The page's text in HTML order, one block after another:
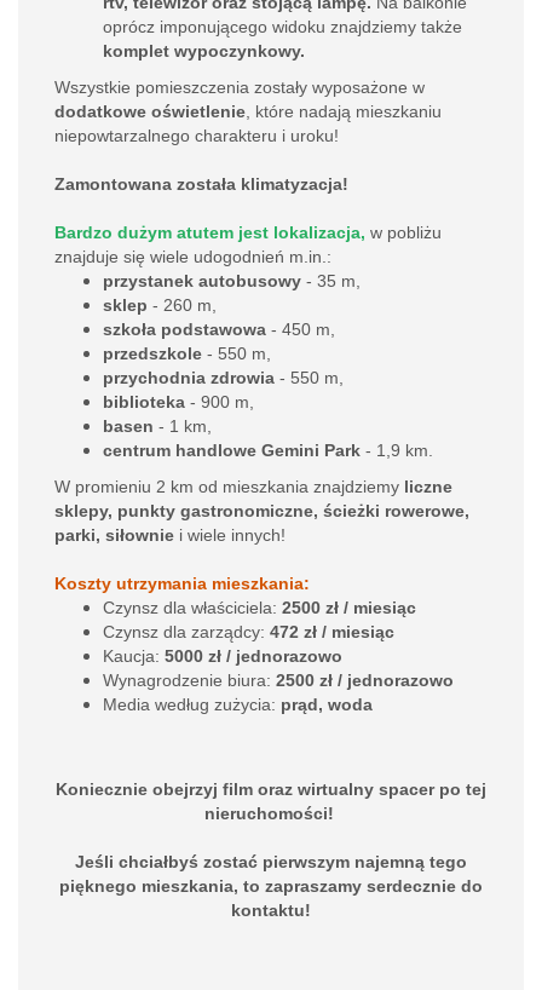
oprócz imponującego widoku znajdziemy także
komplet wypoczynkowy.
Wszystkie pomieszczenia zostały wyposażone w
dodatkowe oświetlenie , które nadają mieszkaniu
niepowtarzalnego charakteru i uroku!
Zamontowana została klimatyzacja!
Bardzo dużym atutem jest lokalizacja, w pobliżu
znajduje się wiele udogodnień m.in.:
przystanek autobusowy - 35 m,
sklep - 260 m,
szkoła podstawowa - 450 m,
przedszkole - 550 m,
przychodnia zdrowia - 550 m,
biblioteka - 900 m,
basen - 1 km,
centrum handlowe Gemini Park - 1,9 km.
W promieniu 2 km od mieszkania znajdziemy liczne
sklepy, punkty gastronomiczne, ścieżki rowerowe,
parki, siłownie i wiele innych!
Koszty utrzymania mieszkania:
Czynsz dla właściciela: 2500 zł / miesiąc
Czynsz dla zarządcy: 472 zł / miesiąc
Kaucja: 5000 zł / jednorazowo
Wynagrodzenie biura: 2500 zł / jednorazowo
Media według zużycia: prąd, woda
Koniecznie obejrzyj film oraz wirtualny spacerpo tej
nieruchomości!
Jeśli chciałbyś zostać pierwszym najemną tego
pięknego mieszkania, to zapraszamy serdecznie do
kontaktu!